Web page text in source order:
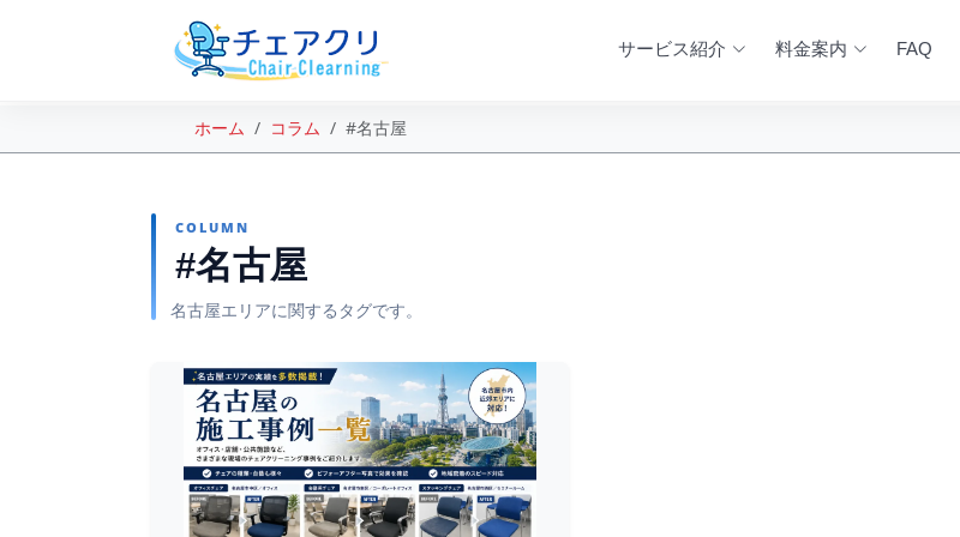
サービス紹介 料金案内 FAQ
ホーム コラム #名古屋
COLUMN
#名古屋
名古屋エリアに関するタグです。